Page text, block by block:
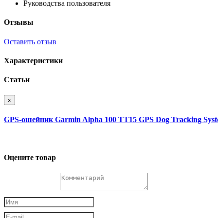
Руководства пользователя
Отзывы
Оставить отзыв
Характеристики
Статьи
x
GPS-ошейник Garmin Alpha 100 TT15 GPS Dog Tracking
Оцените товар